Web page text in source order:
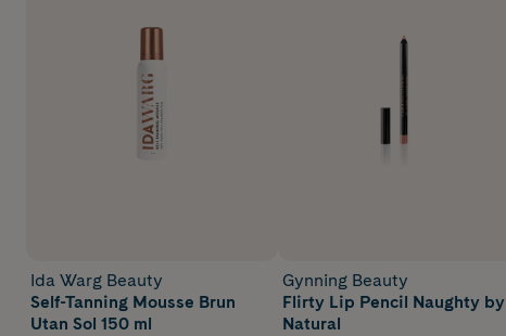
Ida Warg Beauty
Self-Tanning Mousse Brun
Utan Sol 150 ml
Gynning Beauty
Flirty Lip Pencil Naughty by
Natural